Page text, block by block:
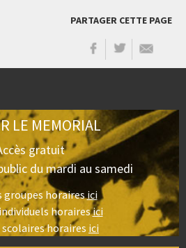
PARTAGER CETTE PAGE
LE MEMORIAL
gratuit
du mardi au samedi
groupes horairesici
horairesici
horaires ici